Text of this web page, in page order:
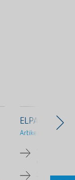
ELPA 3
Artikel-Nr.
Zusätzlicher